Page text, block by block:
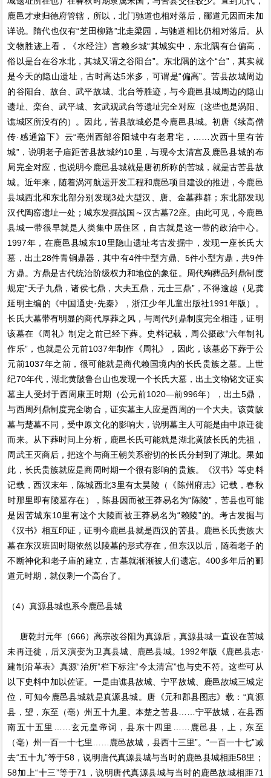
鹿邑才隶归德府管辖，所以，北门驰道也相对落后，郦道元因而未加
详说。隋代也仅有“芝田柳路”北走梁园，与驰道相比仍相对落后。从
文物胜迹上看，《水经注》言赖乡城“其城实中，东北隅有台偏高，
俗以是台在谷水北，其城又谓之谷阳台”。东北隅的这个“台”，其实就
是今天的隐山遗址，古时高达5米多，可谓是“偏高”。苦县故城周边
的谷阳台、故台、武平故城、北台等胜迹，与今鹿邑县城周边的隐山
遗址、栾台、武平城、玄武观武台等遗址完全对应（这些也是涡阳、
谯城区所没有的）。因此，苦县故城必是今鹿邑县城。初唐《续高僧
传·感通篇下》云“亳州西部谷阳城中有老君宅，……次西十里有苦
城”，说明老子庙距苦县故城约10里，与现今太清宫及鹿邑县城的布
局完全对应，也说明今鹿邑县城就是唐初所称的苦城，就是古苦县故
城。近年来，随着涡河航运开发工程和鹿邑项目建设的推进，今鹿邑
县城西北和东北部分别发现3处大型汉、唐、金墓葬群；东北部发现
汉代陶窑遗址一处；城东发掘战国～汉古墓72座。由此可见，今鹿邑
县城一带很早就是人类集中居住区，自古就是这一带的政治中心。
1997年，在鹿邑县城东10里隐山遗址考古发掘中，发现一座长氏大
墓，出土28件青铜鼎器，其中有4件中型方鼎、5件小型方鼎，共9件
方鼎。方鼎是古代统治阶级权力和地位的象征。周代殉葬品列鼎制度
规定“天子九鼎，诸侯七鼎，大夫五鼎，元士三鼎”，不得逾越（见龚
延明主编的《中国通史·先秦》，浙江少年儿童出版社1991年版）。
长氏大墓带有明显的商代厚葬之风，与周代列鼎制度完全相违，证明
该墓在《周礼》制定之前已经下葬。史料记载，周公摄政“六年制礼
作乐”，也就是公元前1037年制作《周礼》，因此，该墓必下葬于公
元前1037年之前，很可能就是商代赖国境内的长氏贵族之墓。上世
纪70年代，湖北黄陂鲁台山也发现一个长氏大墓，出土文物铭文证实
墓主人受封于西周康王时期（公元前1020—前996年），出土5鼎，
与西周列鼎制度完全吻合，证实墓主人应是西周的一个大夫。该黄陂
墓与楚墓不同，受中原文化的影响大，说明墓主人可能是由中原迁徙
而来。从下葬时间上分析，鹿邑长氏可能就是湖北黄陂长氏的先祖，
周武王灭商后，把这个与商王朝关系密切的长氏分封到了湖北。果如
此，长氏贵族就应是商周时期一个很有影响的贵族。《汉书》等史料
记载，西汉末年，陈城西北3里有太昊陵（《陈州府志》记载，春秋
时那里即有陵墓存在），陈县因而被王莽易名为“陈陵”，苦县也可能
是因苦城东10里有这个大陵而被王莽易名为“赖陵”的。考古发掘与
《汉书》相互印证，证明今鹿邑县就是西汉的苦县。鹿邑长氏贵族大
墓在东汉班固时期依然以陵墓的形式存在，但东汉以后，随着老子的
不断神化和老子庙的建立，古墓就渐渐被人们遗忘。400多年后的郦
道元时期，就仅剩一个高台了。
（4）真源县城也系今鹿邑县城
唐乾封元年（666）高宗改谷阳为真源后，真源县城一直设在苦城
未再迁徙，后又演变为卫真县城、鹿邑县城。1992年版《鹿邑县志·
建制沿革表》真源“治所”栏下标注“今太清宫”也与史不符。这些可从
以下史料中加以佐证。一是由谯县故城、宁平故城、鹿邑故城三城定
位，可知今鹿邑县城就是真源县城。唐《元和郡县图志》载：“真源
县，望，东至（亳）州五十九里。本楚之苦县……宁平故城，在县西
南五十五里……玄元皇帝词，县东十四里……鹿邑县，上，东至
（亳）州一百一十七里……鹿邑故城，县西十三里”。“一百一十七”减
去“五十九”等于58，说明唐代真源县城与当时的鹿邑县城相距58里；
58加上“十三”等于71，说明唐代真源县城与当时的鹿邑故城相距71